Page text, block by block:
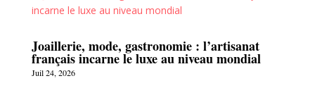
Joaillerie, mode, gastronomie : l’artisanat
français incarne le luxe au niveau mondial
Juil 24, 2026